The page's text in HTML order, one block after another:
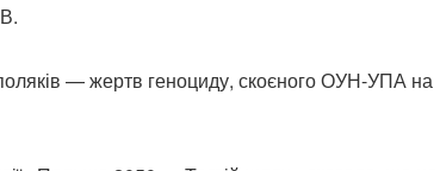
— жертв геноциду, скоєного ОУН-УПА на